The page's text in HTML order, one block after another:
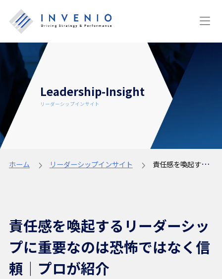
Leadership-Insight
リーダーシップインサイト
ホーム リーダーシップインサイト 責任感を喚起するリーダーシップに重要なのは恐怖ではなく信頼｜プロが紹介
責任感を喚起するリーダーシッ
プに重要なのは恐怖ではなく信
頼｜プロが紹介